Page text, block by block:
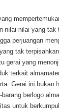
nilai-nilai yang tak
perjuangan
tak
gerai yang
terkait
Gerai ini bukan
berlogo
untuk